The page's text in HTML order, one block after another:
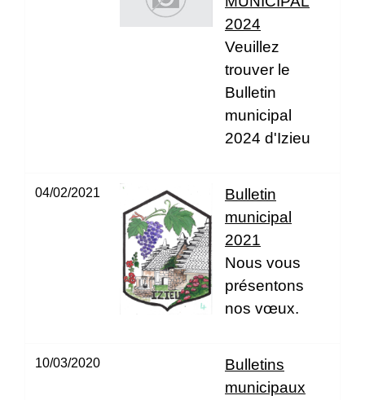
2024
Veuillez
trouver le
Bulletin
municipal
2024 d'Izieu
04/02/2021
Bulletin
municipal
2021
Nous vous
présentons
nos vœux.
10/03/2020
Bulletins
municipaux